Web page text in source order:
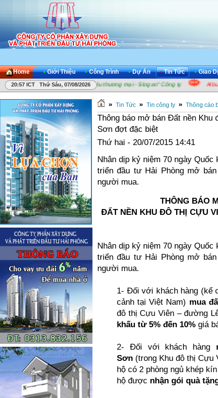
Home • Giới Thiệu • Công Trình • Dự Án • Tin Tức • Giao
20:57 ICT Thứ Sáu, 07/08/2026
thi "Sáng tác Khẩu hiệu thương mại - Slogan" Công ty Album ảnh
» Tin Tức » Tin công ty » Thông cáo
Thông báo mở bán Đất nền Khu
Sơn đợt đặc biệt
Thứ hai - 20/07/2015 14:41
Nhân dịp kỷ niệm 70 ngày
triển đầu tư Hải Phòng mở
người mua.
THÔNG BÁO
ĐẤT NỀN KHU ĐÔ THỊ CỰU
Nhân dịp kỷ niệm 70 ngày
triển đầu tư Hải Phòng mở
người mua.
1- Đối với khách hàng (kể
cảnh tại Việt Nam) mua
đô thị Cựu Viên – đường
khấu từ 5% đến 10% giá
2- Đối với khách hàng
Sơn (trong Khu đô thị Cựu
hộ có 2 phòng ngủ khép
hộ được nhận gói quà